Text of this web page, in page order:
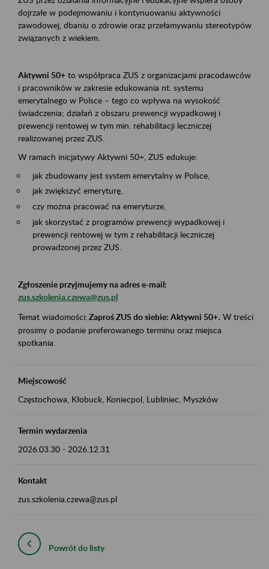
dojrzałe w podejmowaniu i kontynuowaniu aktywności
zawodowej, dbaniu o zdrowie oraz przełamywaniu stereotypów
związanych z wiekiem.
Aktywni 50+ to współpraca ZUS z organizacjami pracodawców
i pracowników w zakresie edukowania nt. systemu
emerytalnego w Polsce – tego co wpływa na wysokość
świadczenia; działań z obszaru prewencji wypadkowej i
prewencji rentowej w tym min. rehabilitacji leczniczej
realizowanej przez ZUS.
W ramach inicjatywy Aktywni 50+, ZUS edukuje:
jak zbudowany jest system emerytalny w Polsce,
jak zwiększyć emeryturę,
czy można pracować na emeryturze,
jak skorzystać z programów prewencji wypadkowej i
prewencji rentowej w tym z rehabilitacji leczniczej
prowadzonej przez ZUS.
Zgłoszenie przyjmujemy na adres e-mail:
zus.szkolenia.czewa@zus.pl
Temat wiadomości:Zaproś ZUS do siebie: Aktywni 50+. W treści
prosimy o podanie preferowanego terminu oraz miejsca
spotkania.
Miejscowość
Częstochowa, Kłobuck, Koniecpol, Lubliniec, Myszków
Termin wydarzenia
2026.03.30 - 2026.12.31
Kontakt
zus.szkolenia.czewa@zus.pl
Powrót do listy